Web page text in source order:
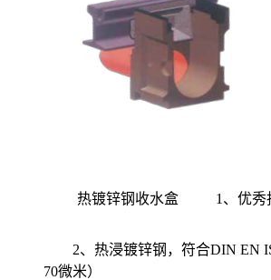
热镀锌钢收水盒 1、优秀
2、热浸镀锌钢，符合DIN EN
70微米）